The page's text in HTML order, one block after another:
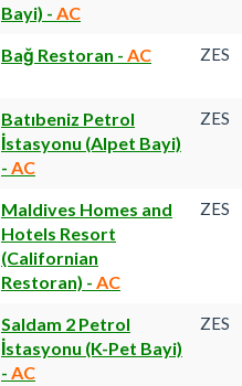
Bayi) - AC
Bağ Restoran - AC ZES
Batıbeniz Petrol
İstasyonu (Alpet Bayi)
- AC
ZES
Maldives Homes and
Hotels Resort
(Californian
Restoran) - AC
ZES
Saldam 2 Petrol
İstasyonu (K-Pet Bayi)
- AC
ZES